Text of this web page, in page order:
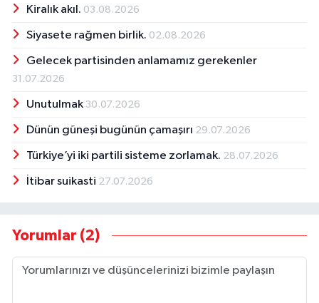
Kiralık akıl. 03.08.2026
Siyasete rağmen birlik. 02.08.2026
Gelecek partisinden anlamamız gerekenler
31.07.2026
Unutulmak 30.07.2026
Dünün güneşi bugünün çamaşırı 29.07.2026
Türkiye’yi iki partili sisteme zorlamak. 28.07.2026
İtibar suikasti 27.07.2026
Yorumlar (2)